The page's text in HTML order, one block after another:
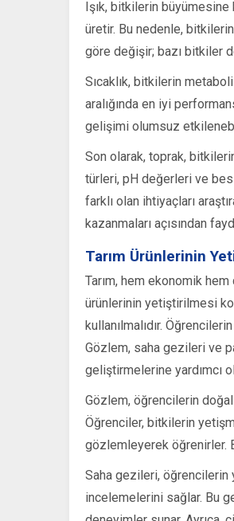
Işık, bitkilerin büyümesine
üretir. Bu nedenle,
göre değişir; bazı bitkiler
Sıcaklık, bitkilerin
aralığında en iyi
gelişimi olumsuz
Son olarak, toprak,
türleri, pH değerleri ve
farklı olan ihtiyaçları
kazanmaları açısından
Tarım Ürünlerinin
Tarım, hem ekonomik
ürünlerinin yetiştirilmesi
kullanılmalıdır.
Gözlem, saha gezileri ve
geliştirmelerine yardımcı
Gözlem, öğrencilerin doğal
Öğrenciler, bitkilerin
gözlemleyerek öğrenirler.
Saha gezileri, öğrencilerin
incelemelerini sağlar. Bu